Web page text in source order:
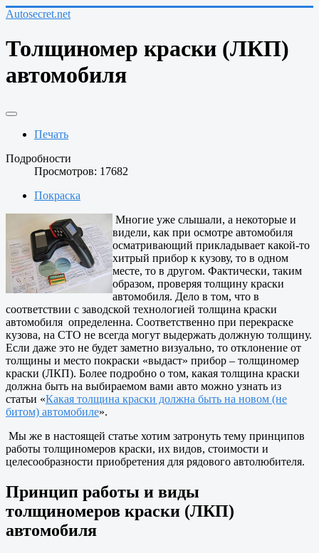
Autosecret.net
Толщиномер краски (ЛКП)
автомобиля
Печать
Подробности
Просмотров: 17682
Покраска
Многие уже слышали, а некоторые и
видели, как при осмотре автомобиля
осматривающий прикладывает какой-то
хитрый прибор к кузову, то в одном
месте, то в другом. Фактически, таким
образом, проверяя толщину краски
автомобиля. Дело в том, что в
соответствии с заводской технологией толщина краски
автомобиля определенна. Соответственно при перекраске
кузова, на СТО не всегда могут выдержать должную толщину.
Если даже это не будет заметно визуально, то отклонение от
толщины и место покраски «выдаст» прибор – толщиномер
краски (ЛКП). Более подробно о том, какая толщина краски
должна быть на выбираемом вами авто можно узнать из
статьи «Какая толщина краски должна быть на новом (не
битом) автомобиле».
Мы же в настоящей статье хотим затронуть тему принципов
работы толщиномеров краски, их видов, стоимости и
целесообразности приобретения для рядового автолюбителя.
Принцип работы и виды
толщиномеров краски (ЛКП)
автомобиля